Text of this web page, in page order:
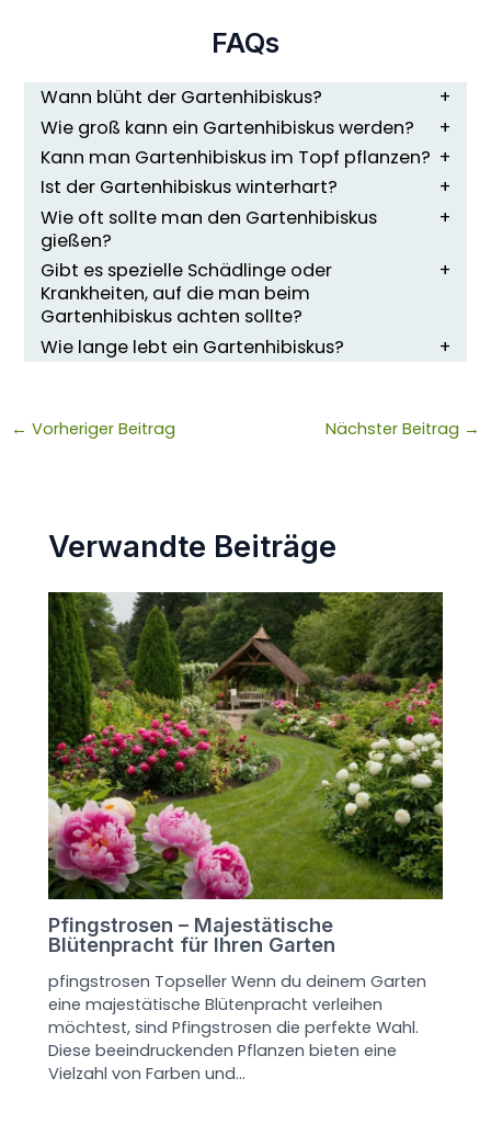
FAQs
Wann blüht der Gartenhibiskus?
Wie groß kann ein Gartenhibiskus werden?
Kann man Gartenhibiskus im Topf pflanzen?
Ist der Gartenhibiskus winterhart?
Wie oft sollte man den Gartenhibiskus
gießen?
Gibt es spezielle Schädlinge oder
Krankheiten, auf die man beim
Gartenhibiskus achten sollte?
Wie lange lebt ein Gartenhibiskus?
← Vorheriger Beitrag Nächster Beitrag →
Verwandte Beiträge
Pfingstrosen – Majestätische
Blütenpracht für Ihren Garten
pfingstrosen Topseller Wenn du deinem Garten
eine majestätische Blütenpracht verleihen
möchtest, sind Pfingstrosen die perfekte Wahl.
Diese beeindruckenden Pflanzen bieten eine
Vielzahl von Farben und…